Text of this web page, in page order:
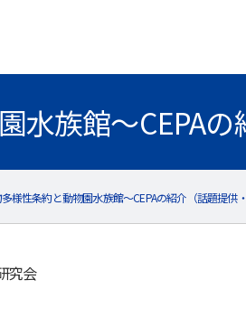
水族館～CEPAの
様性条約と動物園水族館～CEPAの紹介（話題提供
究会